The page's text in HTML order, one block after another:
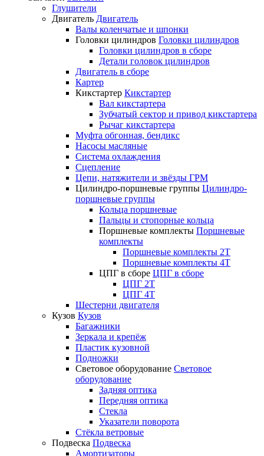
Глушители
Двигатель Двигатель
Валы коленчатые и шпонки
Головки цилиндров Головки цилиндров
Головки цилиндров в сборе
Детали головок цилиндров
Двигатель в сборе
Картер
Кикстартер Кикстартер
Вал кикстартера
Зубчатый сектор и привод кикстартера
Рычаг кикстартера
Муфта обгонная, бендикс
Насосы масляные
Система охлаждения
Сцепление
Цепи, натяжители и звёзды ГРМ
Цилиндро-поршневые группы Цилиндро-
поршневые группы
Кольца поршневые
Пальцы и стопорные кольца
Поршневые комплекты Поршневые
комплекты
Поршневые комплекты 2T
Поршневые комплекты 4T
ЦПГ в сборе ЦПГ в сборе
ЦПГ 2T
ЦПГ 4T
Шестерни двигателя
Кузов Кузов
Багажники
Зеркала и крепёж
Пластик кузовной
Подножки
Световое оборудование Световое
оборудование
Задняя оптика
Передняя оптика
Стекла
Указатели поворота
Стёкла ветровые
Подвеска Подвеска
Амортизаторы